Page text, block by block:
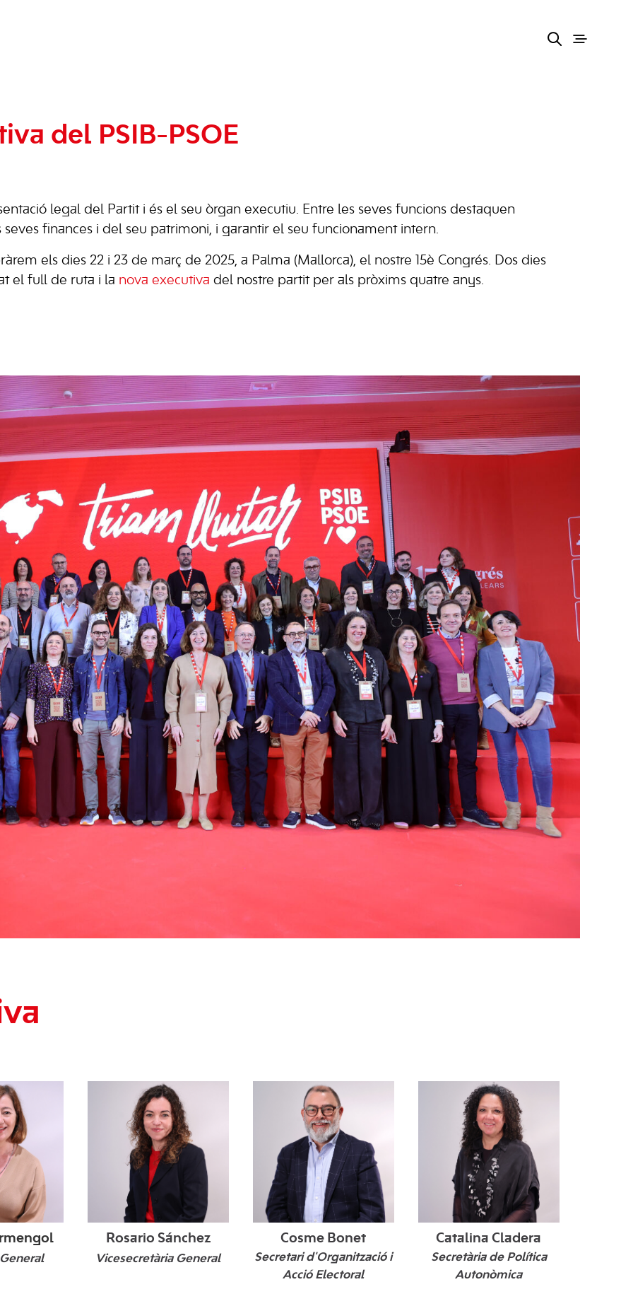
del PSIB-PSOE
legal del Partit i és el seu òrgan executiu. Entre les seves funcions destaquen
seves finances i del seu patrimoni, i garantir el seu funcionament intern.
els dies 22 i 23 de març de 2025, a Palma (Mallorca), el nostre 15è Congrés. Dos dies
el full de ruta i la nova executiva del nostre partit per als pròxims quatre anys.
Rosario Sánchez
Vicesecretària General
Cosme Bonet
Secretari d'Organització i
Acció Electoral
Catalina Cladera
Secretària de Política
Autonòmica